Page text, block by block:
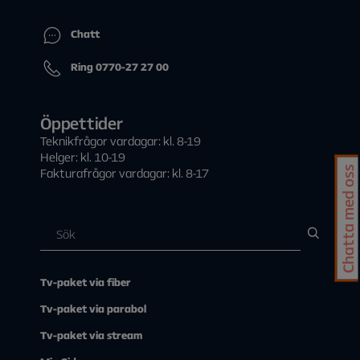
När spelkontrollen identifierats av Allente 1 ansluts den
automatiskt och spelkontrollens namn visas som en
ansluten enhet under Fjärrkontroll och tillbehör.
Chatt
Ring 0770-27 27 00
Öppettider
Teknikfrågor vardagar: kl. 8-19
Helger: kl. 10-19
Fakturafrågor vardagar: kl. 8-17
Tv-paket via fiber
Tv-paket via parabol
Tv-paket via stream
Chatta med oss